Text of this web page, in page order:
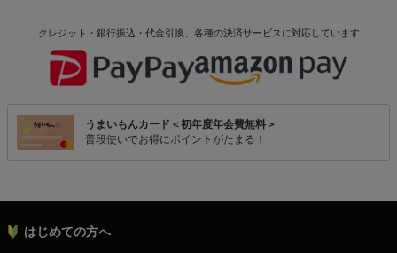
クレジット・銀行振込・代金引換、各種の決済サービスに対応しています
うまいもんカード＜初年度年会費無料＞
普段使いでお得にポイントがたまる！
はじめての方へ